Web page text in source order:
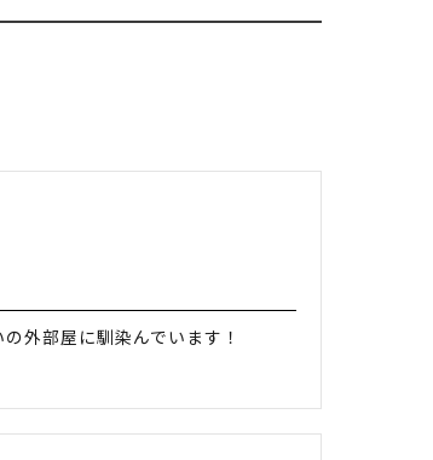
外部屋に馴染んでいます！